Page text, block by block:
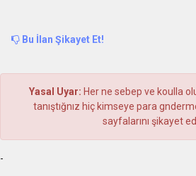
Bu İlan Şikayet Et!
Yasal Uyar: Her ne sebep ve koulla
tanıştığnız hiç kimseye para
sayfalarını şikayet
-